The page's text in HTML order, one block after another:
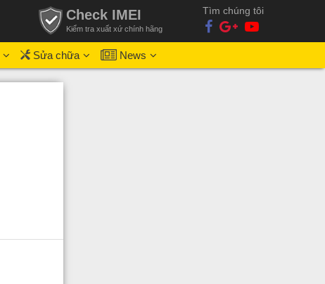
Check IMEI
Kiểm tra xuất xứ chính hãng
Tìm chúng tôi
Sửa chữa News